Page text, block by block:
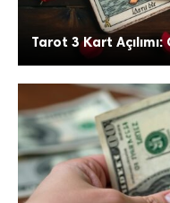
Tarot 3 Kart